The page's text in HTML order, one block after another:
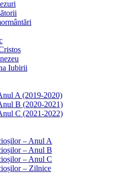
Iubirii
A (2019-2020)
B (2020-2021)
C (2021-2022)
– Anul A
– Anul B
– Anul C
– Zilnice